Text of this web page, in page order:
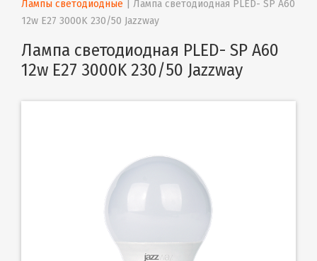
Лампы светодиодные
Лампа светодиодная PLED- SP A60
12w E27 3000K 230/50 Jazzway
Лампа светодиодная PLED- SP A60
12w E27 3000K 230/50 Jazzway